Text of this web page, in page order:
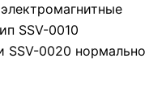
SSV-0010
0020 нормально